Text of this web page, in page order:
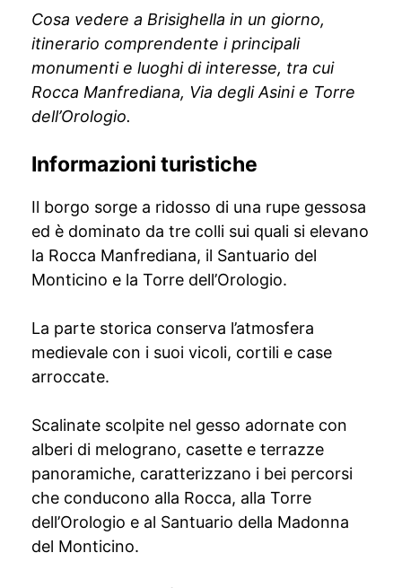
Cosa vedere a Brisighella in un giorno,
itinerario comprendente i principali
monumenti e luoghi di interesse, tra cui
Rocca Manfrediana, Via degli Asini e Torre
dell’Orologio.
Informazioni turistiche
Il borgo sorge a ridosso di una rupe gessosa
ed è dominato da tre colli sui quali si elevano
la Rocca Manfrediana, il Santuario del
Monticino e la Torre dell’Orologio.
La parte storica conserva l’atmosfera
medievale con i suoi vicoli, cortili e case
arroccate.
Scalinate scolpite nel gesso adornate con
alberi di melograno, casette e terrazze
panoramiche, caratterizzano i bei percorsi
che conducono alla Rocca, alla Torre
dell’Orologio e al Santuario della Madonna
del Monticino.